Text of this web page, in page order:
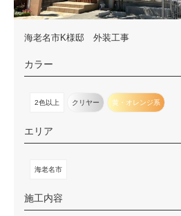
海老名市K様邸 外装工事
カラー
2色以上 クリヤー 黄・オレンジ系
エリア
海老名市
施工内容